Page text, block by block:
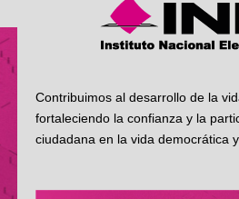
Contribuimos al desarrollo de la
fortaleciendo la confianza y la
ciudadana en la vida democrática